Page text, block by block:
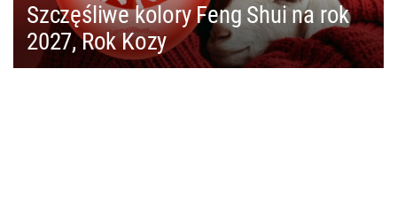
Szczęśliwe kolory Feng Shui na rok
2027, Rok Kozy